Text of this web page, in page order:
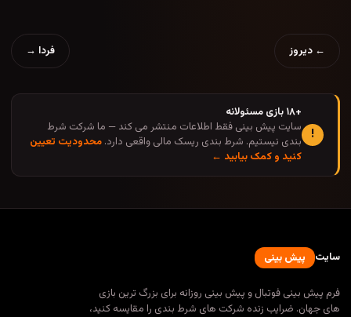
← دیروز فردا →
!
+۱۸ بازی مسئولانه
سایت پیش بینی فقط اطلاعات منتشر می کند — ما شرکت شرط
بندی نیستیم. شرط بندی ریسک مالی واقعی دارد. محدودیت تعیین
کنید و کمک بیابید ←
سایت پیش بینی
فرم پیش بینی فوتبال و پیش بینی روزانه برای بزرگ ترین بازی
های جهان. ضرایب زنده شرکت های شرط بندی را مقایسه کنید،